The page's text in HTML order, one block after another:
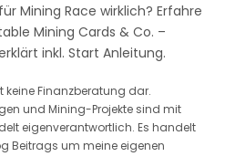
Mining Race wirklich? Erfahre
Mining Cards & Co. –
inkl. Start Anleitung.
keine Finanzberatung dar.
und Mining-Projekte sind mit
eigenverantwortlich. Es handelt
Beitrags um meine eigenen